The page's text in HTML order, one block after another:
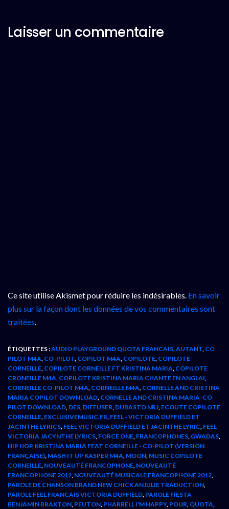
Laisser un commentaire
Ce site utilise Akismet pour réduire les indésirables. En savoir
plus sur la façon dont les données de vos commentaires sont
traitées.
ÉTIQUETTES :AUDIO PLAYGROUND QUOTA FRANCAIS AUTANT CO
PILOT M4A CO-PILOT COPILOT M4A COPILOTE COPILOTE
CORNEILLE COPILOTE CORNEILLE FT KRISTINA MARIA COPILOTE
CRONEILLE M4A COPILOTE KRISTINA MARIA CHANTE EN ANGLAI
CORNEILLE CO-PILOT M4A CORNEILLE M4A CORNELLE AND CRISTINA
MARIA COPILOT DOWNLOAD CORNELLE AND CRISTINA MARIA-CO
PILOT DOWNLOAD DES DIFFUSER DUBASTO NRJ ECOUTE COPILOTE
CORNEILLE EXCLUSIVEMUSIC.FR FEEL - VICTORIA DUFFIELD ET
JACINTHE LYRICS FEEL VICTORIA DUFFIELD ET JACINTHE LYRIC FEEL
VICTORIA JACYNTHE LYRICS FORCE ONE FRANCOPHONES GWADAS
HIP HOP, KRISTINA MARIA FEAT CORNEILLE - CO-PILOT (VERSION
FRANÇAISE) MASH IT UP KASPER M4A MOON MUSIC COPILOTE
CORNEILLE NOUVEAUTÉ FRANCOPHONE NOUVEAUTÉ
FRANCOPHONE 2012 NOUVEAUTÉ MUSICALE FRANCOPHONE 2012
PAROLE DE CHANSON BRAND NEW CHICK ANJULIE TRADUCTION
PAROLE FEEL FRANCAIS VICTORIA DUFFIELD PAROLE FIESTA
BENJAMIN BRAXTON PEUTON PHARRELL I'M HAPPY, POUR QUOTA